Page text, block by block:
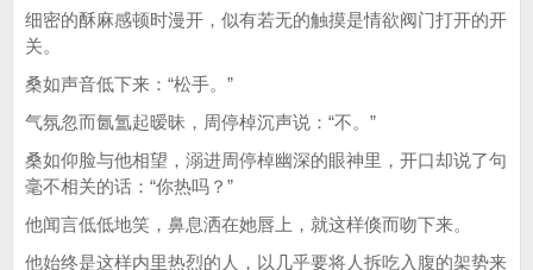
细密的酥麻感顿时漫开，似有若无的触摸是情欲阀门打开的开
关。
桑如声音低下来：“松手。”
气氛忽而氤氲起暧昧，周停棹沉声说：“不。”
桑如仰脸与他相望，溺进周停棹幽深的眼神里，开口却说了句
毫不相关的话：“你热吗？”
他闻言低低地笑，鼻息洒在她唇上，就这样倏而吻下来。
他始终是这样内里热烈的人，以几乎要将人拆吃入腹的架势来